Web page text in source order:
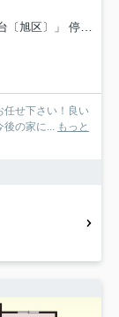
区〕」 停歩14分
任せ下さい！良い
後の家に... もっと